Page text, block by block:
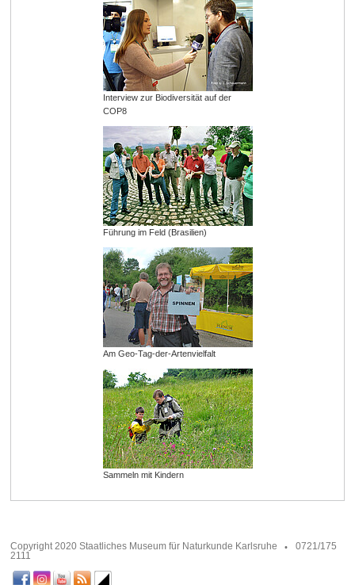
Interview zur Biodiversität auf der
COP8
Führung im Feld (Brasilien)
Am Geo-Tag-der-Artenvielfalt
Sammeln mit Kindern
Copyright 2020 Staatliches Museum für Naturkunde Karlsruhe
0721/175
2111